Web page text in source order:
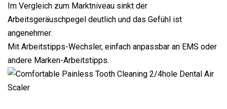
Im Vergleich zum Marktniveau sinkt der
Arbeitsgeräuschpegel deutlich und das Gefühl ist
angenehmer.
Mit Arbeitstipps-Wechsler, einfach anpassbar an EMS oder
andere Marken-Arbeitstipps.